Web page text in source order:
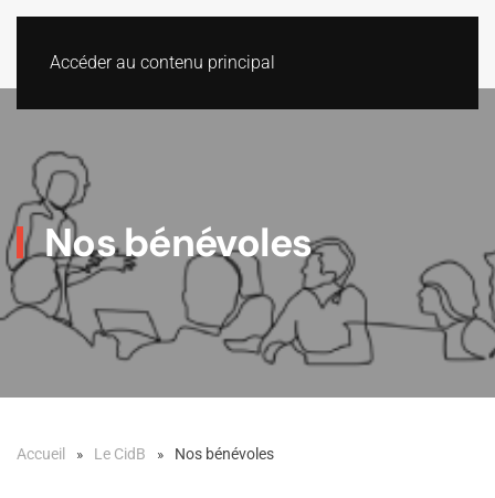
Accéder au contenu principal
Nos bénévoles
Accueil Le CidB Nos bénévoles